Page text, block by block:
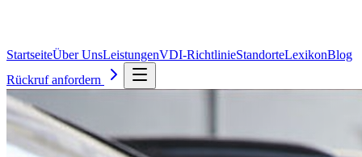
StartseiteÜber UnsLeistungenVDI-RichtlinieStandorteLexikonBlog
Rückruf anfordern